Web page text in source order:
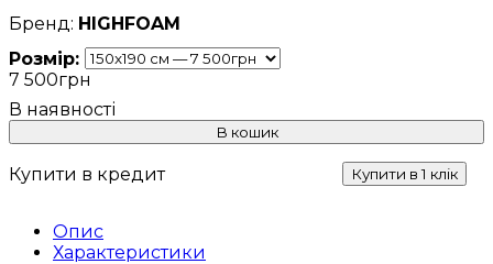
HIGHFOAM
Розмір:
7 500грн
В кошик
Купити в кредит Купити в 1 клік
Опис
Характеристики